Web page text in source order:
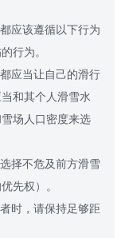
应该遵循以下行为
行为。
应当让自己的滑行
和其个人滑雪水
场人口密度来选
择不危及前方滑雪
先权）。
时，请保持足够距